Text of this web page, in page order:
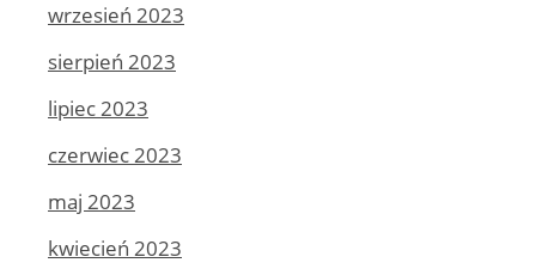
wrzesień 2023
sierpień 2023
lipiec 2023
czerwiec 2023
maj 2023
kwiecień 2023